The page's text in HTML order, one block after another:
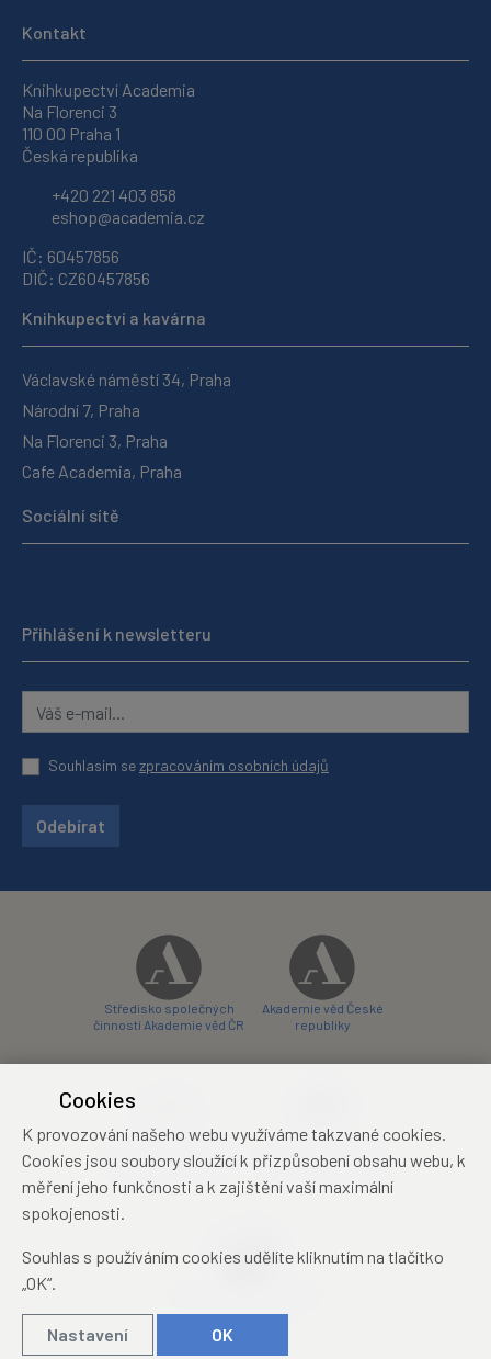
Kontakt
Knihkupectví Academia
Na Florenci 3
110 00 Praha 1
Česká republika
+420 221 403 858
eshop@academia.cz
IČ: 60457856
DIČ: CZ60457856
Knihkupectví a kavárna
Václavské náměstí 34, Praha
Národní 7, Praha
Na Florenci 3, Praha
Cafe Academia, Praha
Sociální sítě
Přihlášení k newsletteru
Souhlasím sezpracováním osobních údajů
Odebírat
Středisko společných
činností Akademie věd ČR
Akademie věd České
republiky
konferenční centrum
Zámecký hotel Třešť
konferenční centrum
Cookies
K provozování našeho webu využíváme takzvané cookies.
Cookies jsou soubory sloužící k přizpůsobení obsahu webu, k
měření jeho funkčnosti a k zajištění vaší maximální
spokojenosti.
Souhlas s používáním cookies udělíte kliknutím na tlačítko
„OK“.
Nastavení OK